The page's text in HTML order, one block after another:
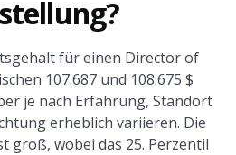
für einen Director of
107.687 und 108.675 $
je nach Erfahrung, Standort
erheblich variieren. Die
groß, wobei das 25. Perzentil